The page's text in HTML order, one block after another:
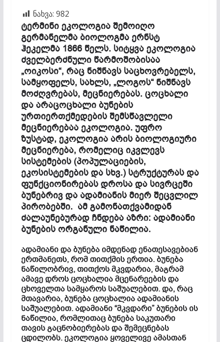
ნახვა: 982
ტერმინი ეკოლოგია შემოიღო
გერმანელმა ბიოლოგმა ერნსტ
ჰეკელმა 1866 წელს. სიტყვა ეკოლოგია
ძველბერძნული წარმოშობისაა
„ოიკოსი“, რაც ნიშნავს საცხოვრებელს,
სამყოფელს, სახლს, „ლოგოს“ ნიშნავს
მოძღვრებას, მეცნიერებას. ცოცხალი
და არაცოცხალი ბუნების
ურთიერთქმედების შემსწავლელი
მეცნიერებაა ეკოლოგია. უფრო
ზუსტად, ეკოლოგია არის ბიოლოგიური
მეცნიერება, რომელიც იკვლევს
სისტემების (პოპულაციების,
ეკოსისტემების და სხვ.) სტრუქტურას და
ფუნქციონირებას დროსა და სივრცეში
ბუნებრივ და ადამიანის მიერ შეცვლილ
პირობებში. ამ გამონათქვამიდან
ძალაუნებურად ჩნდება აზრი: ადამიანი
ბუნების ორგანული ნაწილია.
ადამიანი და ბუნება იმდენად ენათესავებიან
ერთმანეთს, რომ თითქმის ერთია. ბუნება
ნაწილობრივ, თითქოს მკვდარია, მაგრამ
ამავე დროს ცოცხალია მცენარეების და
ცხოველთა სამყაროს საშუალებით. და, რაც
მთავარია, ბუნება ცოცხალია ადამიანის
საშუალებით. ადამიანი “მკვდარი” ბუნების ის
ნაწილია, რომლითაც ბუნება საკუთარი
თავის გაცნობიერებას და შემეცნებას
ცდილობს. ეკოლოგია ყოველივე ამასთან